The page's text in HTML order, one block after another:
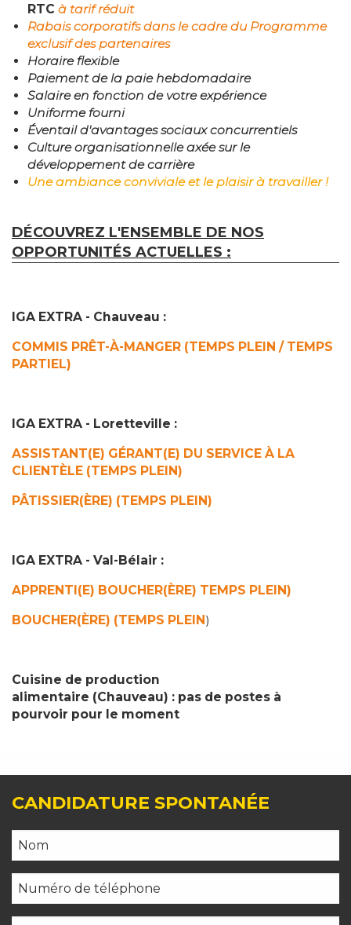
RTC à tarif réduit
Rabais corporatifs dans le cadre du Programme
exclusif des partenaires
Horaire flexible
Paiement de la paie hebdomadaire
Salaire en fonction de votre expérience
Uniforme fourni
Éventail d'avantages sociaux concurrentiels
Culture organisationnelle axée sur le
développement de carrière
Une ambiance conviviale et le plaisir à travailler !
DÉCOUVREZ L'ENSEMBLE DE NOS
OPPORTUNITÉS ACTUELLES :
IGA EXTRA - Chauveau :
COMMIS PRÊT-À-MANGER (TEMPS PLEIN / TEMPS
PARTIEL)
IGA EXTRA - Loretteville :
ASSISTANT(E) GÉRANT(E) DU SERVICE À LA
CLIENTÈLE (TEMPS PLEIN)
PÂTISSIER(ÈRE) (TEMPS PLEIN)
IGA EXTRA - Val-Bélair :
APPRENTI(E) BOUCHER(ÈRE) TEMPS PLEIN)
BOUCHER(ÈRE) (TEMPS PLEIN)
Cuisine de production
alimentaire (Chauveau) : pas de postes à
pourvoir pour le moment
CANDIDATURE SPONTANÉE